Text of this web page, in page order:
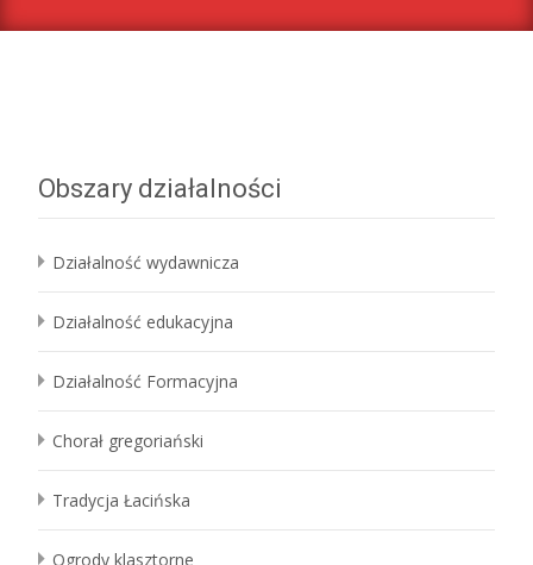
Obszary działalności
Działalność wydawnicza
Działalność edukacyjna
Działalność Formacyjna
Chorał gregoriański
Tradycja Łacińska
Ogrody klasztorne